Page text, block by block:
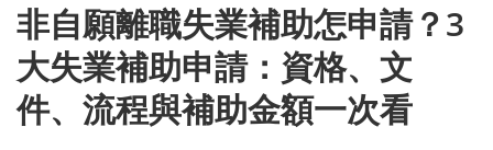
非自願離職失業補助怎申請？3
大失業補助申請：資格、文
件、流程與補助金額一次看